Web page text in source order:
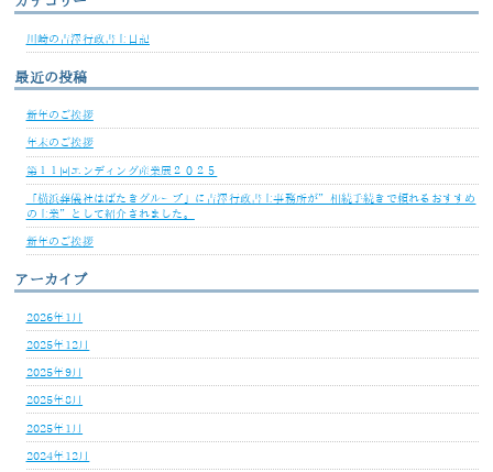
川崎の吉澤行政書士日記
最近の投稿
新年のご挨拶
年末のご挨拶
第１１回エンディング産業展２０２５
「横浜葬儀社はばたきグループ」に吉澤行政書士事務所が”相続手続きで頼れるおすすめ
の士業”として紹介されました。
新年のご挨拶
アーカイブ
2026年1月
2025年12月
2025年9月
2025年8月
2025年1月
2024年12月